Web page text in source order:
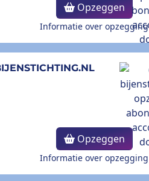
Opzeggen
Informatie over opzegging
Opzeggen
Informatie over opzegging